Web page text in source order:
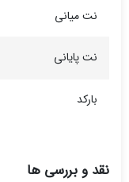
نت میانی
نت پایانی
بارکد
نقد و بررسی ها